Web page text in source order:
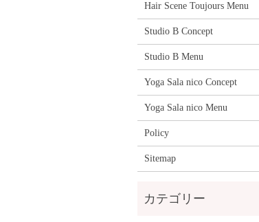
Hair Scene Toujours Menu
Studio B Concept
Studio B Menu
Yoga Sala nico Concept
Yoga Sala nico Menu
Policy
Sitemap